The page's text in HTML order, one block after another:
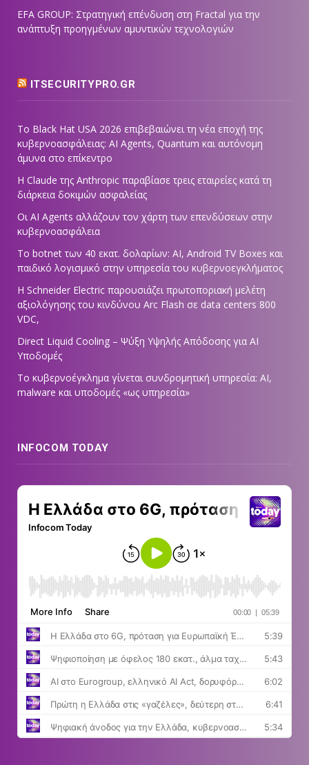
EFA GROUP: Στρατηγική επένδυση στη Fractal για την
ανάπτυξη προηγμένων αμυντικών τεχνολογιών
ITSECURITYPRO.GR
Το Black Hat USA 2026 επιβεβαιώνει τη νέα εποχή της
κυβερνοασφάλειας: AI Agents, Quantum και αυτόνομη
άμυνα στο επίκεντρο
Η Claude της Anthropic παραβίασε τρεις εταιρείες κατά τη
διάρκεια δοκιμών ασφαλείας
Οι AI Agents αλλάζουν τον χάρτη των επενδύσεων στην
κυβερνοασφάλεια
Το botnet των 40 εκατ. δολαρίων: AI, Android TV Boxes και
παιδικό λογισμικό στην υπηρεσία του κυβερνοεγκλήματος
Η Schneider Electric παρουσιάζει πρωτοποριακή μελέτη
αξιολόγησης του κινδύνου Arc Flash σε data centers 800
VDC,
Direct Liquid Cooling – Ψύξη Υψηλής Απόδοσης για AI
Υποδομές
Το κυβερνοέγκλημα γίνεται συνδρομητική υπηρεσία: AI,
malware και υποδομές «ως υπηρεσία»
INFOCOM TODAY